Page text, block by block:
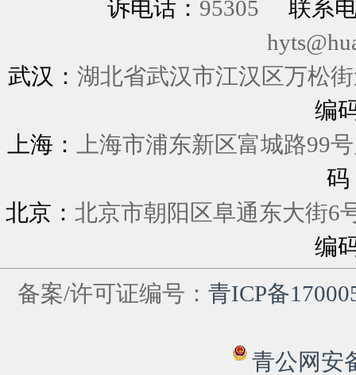
诉电话： 95305
联系
武汉： 湖北省武汉市江汉区万松
编
上海：
上海市浦东新区富
码
北京： 北京市朝阳区阜通东大
编
备案/许可证编号： 青ICP备
青公网安